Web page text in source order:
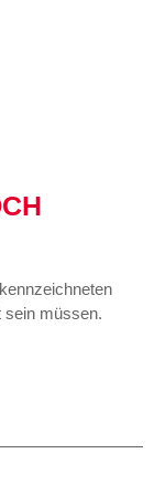
sein müssen.